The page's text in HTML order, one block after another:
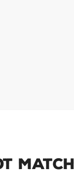
Match